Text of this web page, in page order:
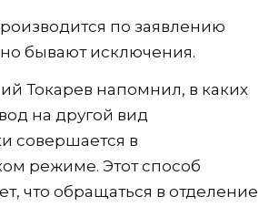
по заявлению
бывают исключения.
Токарев напомнил, в каких
на другой вид
совершается в
режиме. Этот способ
что обращаться в отделение